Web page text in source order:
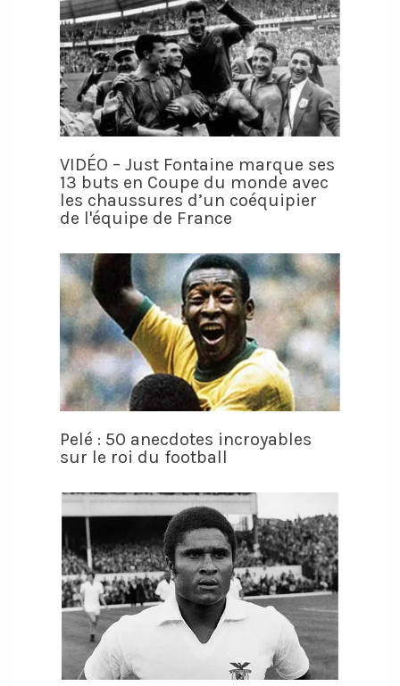
VIDÉO – Just Fontaine marque ses
13 buts en Coupe du monde avec
les chaussures d’un coéquipier
de l'équipe de France
Pelé : 50 anecdotes incroyables
sur le roi du football